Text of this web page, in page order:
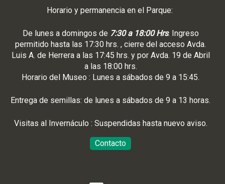
Horario y permanencia en el Parque:
De lunes a domingos de 7:30 a 18:00 Hrs. Ingreso
permitido hasta las 17:30 hrs. , cierre del acceso Avda.
Luis A. de Herrera a las 17:45 hrs. y por Avda. 19 de Abril
a las 18:00 hrs.
Horario del Museo : Lunes a sábados de 9 a 15:45.
Entrega de semillas: de lunes a sábados de 9 a 13 horas.
Visitas al Invernáculo : Suspendidas hasta nuevo aviso.
Contacto